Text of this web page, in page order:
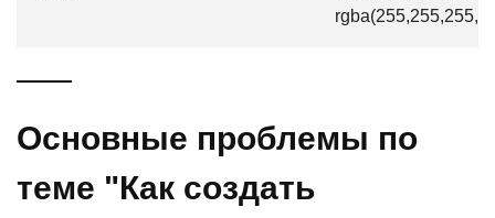
Основные проблемы по
теме "Как создать